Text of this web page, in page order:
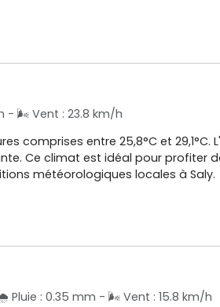
- 🌬️ Vent : 23.8 km/h
comprises entre 25,8°C et
Ce climat est idéal pour profiter
météorologiques locales à Saly.
Pluie : 0.35 mm - 🌬️ Vent : 15.8 km/h